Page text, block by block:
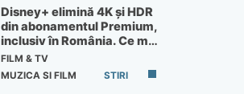
Disney+ elimină 4K și HDR
din abonamentul Premium,
inclusiv în România. Ce mai
primești de 60 lei pe lună
FILM & TV
MUZICA SI FILM
STIRI